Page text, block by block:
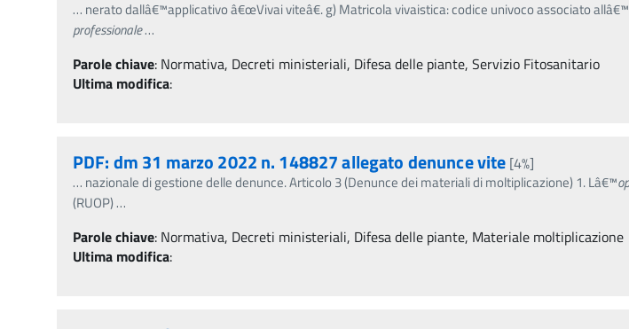
… nerato dallâ€™applicativo â€œVivai viteâ€. g) Matricola vivaistica: codice univoco associato allâ€™
professionale…
Parole chiave: Normativa, Decreti ministeriali, Difesa delle piante, Servizio Fitosanitario
Ultima modifica:
PDF: dm 31 marzo 2022 n. 148827 allegato denunce vite [4%]
… nazionale di gestione delle denunce. Articolo 3 (Denunce dei materiali di moltiplicazione) 1. Lâ€™
(RUOP)…
Parole chiave: Normativa, Decreti ministeriali, Difesa delle piante, Materiale moltiplicazione
Ultima modifica: